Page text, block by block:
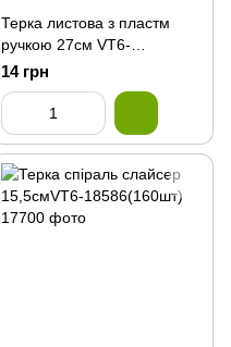
Терка листова з пластм
ручкою 27см VT6-
18312(600шт)
14 грн